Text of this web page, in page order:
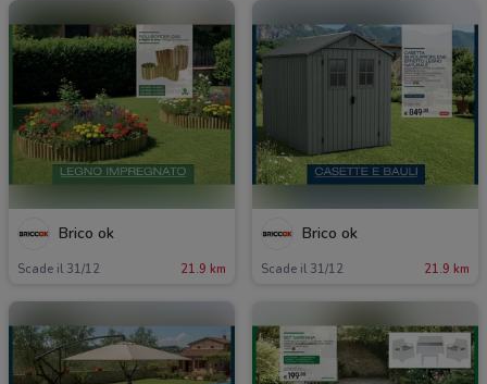
Brico ok
Scade il 31/12 21.9 km
Brico ok
Scade il 31/12 21.9 km